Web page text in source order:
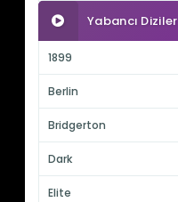
Yabancı Diziler
1899
Berlin
Bridgerton
Dark
Elite